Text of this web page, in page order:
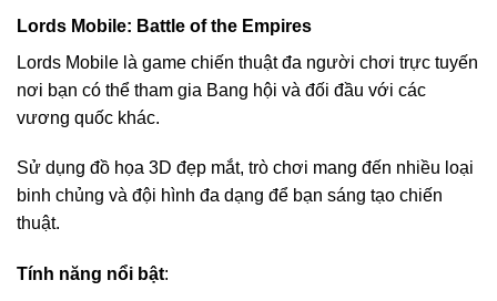
Lords Mobile: Battle of the Empires
Lords Mobile là game chiến thuật đa người chơi trực tuyến
nơi bạn có thể tham gia Bang hội và đối đầu với các
vương quốc khác.
Sử dụng đồ họa 3D đẹp mắt, trò chơi mang đến nhiều loại
binh chủng và đội hình đa dạng để bạn sáng tạo chiến
thuật.
Tính năng nổi bật: